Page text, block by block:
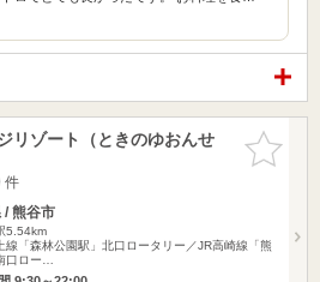
お気に入
りに追加
リゾート（ときのゆおんせ
件
/ 熊谷市
5.54km
線「森林公園駅」北口ロータリー／JR高崎線「熊
口ロー…